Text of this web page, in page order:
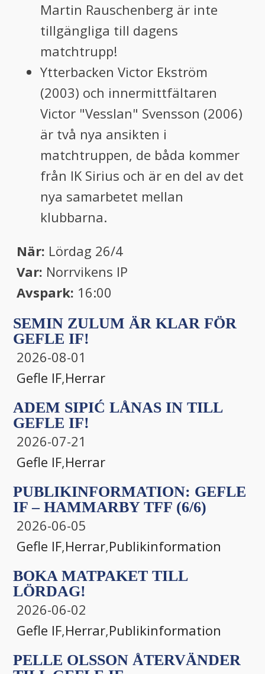
Martin Rauschenberg är inte
tillgängliga till dagens
matchtrupp!
Ytterbacken Victor Ekström
(2003) och innermittfältaren
Victor "Vesslan" Svensson (2006)
är två nya ansikten i
matchtruppen, de båda kommer
från IK Sirius och är en del av det
nya samarbetet mellan
klubbarna.
När: Lördag 26/4
Var: Norrvikens IP
Avspark: 16:00
SEMIN ZULUM ÄR KLAR FÖR
GEFLE IF!
2026-08-01
Gefle IF,Herrar
ADEM SIPIĆ LÅNAS IN TILL
GEFLE IF!
2026-07-21
Gefle IF,Herrar
PUBLIKINFORMATION: GEFLE
IF – HAMMARBY TFF (6/6)
2026-06-05
Gefle IF,Herrar,Publikinformation
BOKA MATPAKET TILL
LÖRDAG!
2026-06-02
Gefle IF,Herrar,Publikinformation
PELLE OLSSON ÅTERVÄNDER